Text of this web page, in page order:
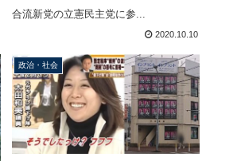
命」正しくは「かけがえのな
合流新党の立憲民主党に参...
2020.10.10
政治・社会